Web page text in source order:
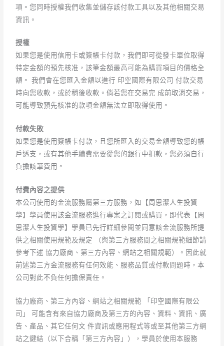
項。您同時授權我們收集並儲存該付款工具以及其他相關交易
資訊。
授權
如果您是使用信用卡或簽帳卡付款，我們即可從發卡單位取得
特定金額的預先核准，該筆金額最高可能為購買項目的價格全
額。 我們會在您匯入金額以進行 印空國際有限公司 付款交易
時向您收款，或於稍後收款。倘若您在交易完 成前取消交易，
可能導致預先核准的款項金額無法立即取得使用。
付款失敗
如果您是使用簽帳卡付款，且您所匯入的交易金額導致您的帳
戶透支，或有其他手續費需要從您的銀行中扣款，您必須自行
負擔該筆費用。
付費內容之提供
本公司使用的金流服務屬第三方服務，如【周思潔人生投資
學】學員使用該金流服務進行專案之訂閱或購買，即代表【周
思潔人生投資學】學員已先行詳細參閱並同意該金流服務所提
供之相關使用規範及規定 （與第三方服務間之相關規範細節請
參考下述 協力廠商、第三方內容、網站之相關規範）。因此就
前述第三方金流服務有任何效能、服務品質或付款問題時，本
公司對此不負任何擔保責任。
協力廠商、第三方內容、網站之相關規範 「印空國際有限公
司」 可能含有來自協力廠商及第三方的內容、資料、資訊、廣
告、產品、其它任何文 件資訊或應用程式等或至其他第三方網
站之鍵結（以下合稱「第三方內容」），學員於使用本服務